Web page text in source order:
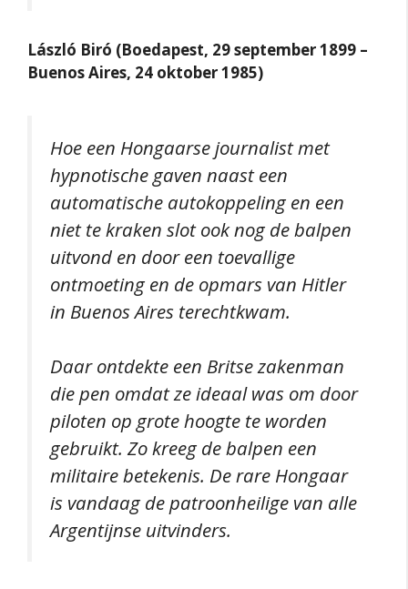
László Biró (Boedapest, 29 september 1899 –
Buenos Aires, 24 oktober 1985)
Hoe een Hongaarse journalist met
hypnotische gaven naast een
automatische autokoppeling en een
niet te kraken slot ook nog de balpen
uitvond en door een toevallige
ontmoeting en de opmars van Hitler
in Buenos Aires terechtkwam.
Daar ontdekte een Britse zakenman
die pen omdat ze ideaal was om door
piloten op grote hoogte te worden
gebruikt. Zo kreeg de balpen een
militaire betekenis. De rare Hongaar
is vandaag de patroonheilige van alle
Argentijnse uitvinders.